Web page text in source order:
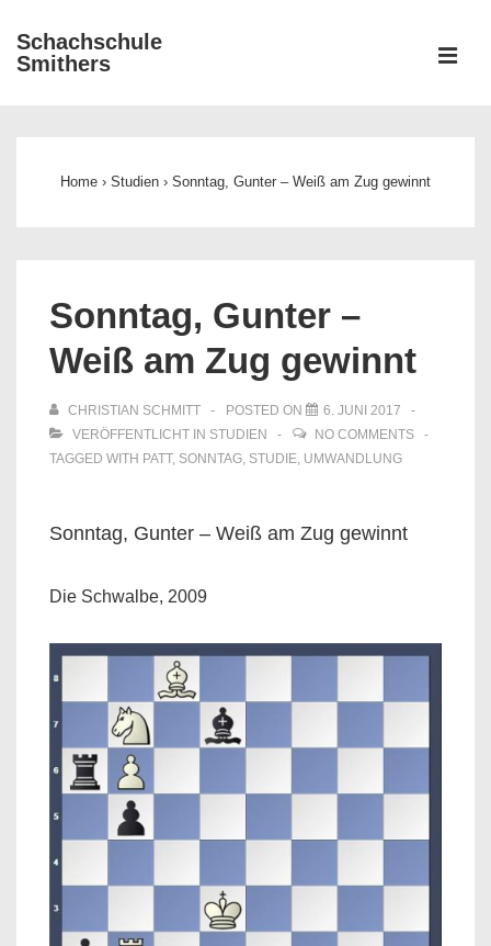
Zum
Inhalt
Schachschule
Smithers
Home › Studien › Sonntag, Gunter – Weiß am Zug gewinnt
Sonntag, Gunter –
Weiß am Zug gewinnt
CHRISTIAN SCHMITT POSTED ON
6. JUNI 2017
VERÖFFENTLICHT IN STUDIEN
NO COMMENTS
TAGGED WITH PATT, SONNTAG, STUDIE, UMWANDLUNG
Sonntag, Gunter – Weiß am Zug gewinnt
Die Schwalbe, 2009